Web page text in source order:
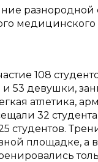
108
53 девушки,
атлетика,
32
студентов.
площадке, а